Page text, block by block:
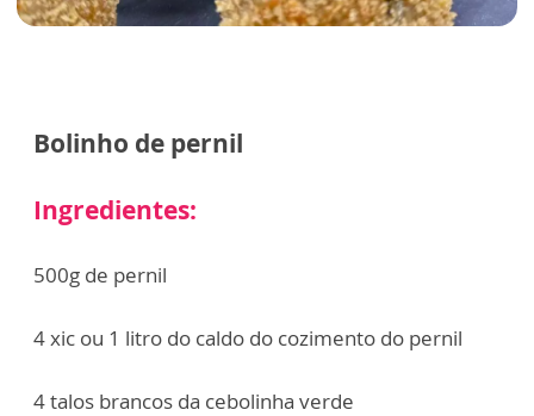
Bolinho de pernil
Ingredientes:
500g de pernil
4 xic ou 1 litro do caldo do cozimento do pernil
4 talos brancos da cebolinha verde